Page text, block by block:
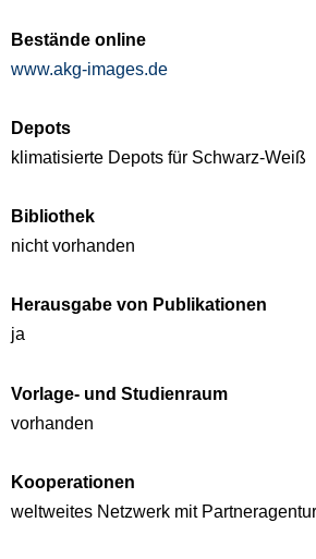
Bestände online
www.akg-images.de
Depots
klimatisierte Depots für Schwarz-Weiß
Bibliothek
nicht vorhanden
Herausgabe von Publikationen
ja
Vorlage- und Studienraum
vorhanden
Kooperationen
weltweites Netzwerk mit